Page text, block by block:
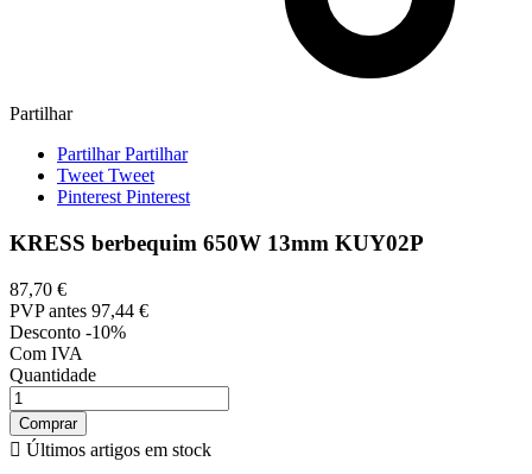
Partilhar
PartilharPartilhar
Tweet Tweet
Pinterest Pinterest
KRESS berbequim 650W 13mm KUY02P
87,70 €
PVP antes 97,44 €
Desconto -10%
Com IVA
Quantidade
Comprar
 Últimos artigos em stock